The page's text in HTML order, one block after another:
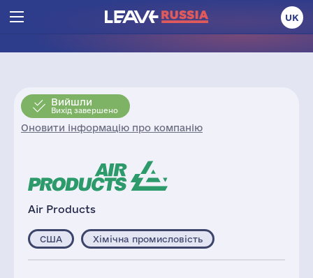
UK
Вийшли
Вихід завершено
Оновити інформацію про компанію
Air Products
США Хімічна промисловість